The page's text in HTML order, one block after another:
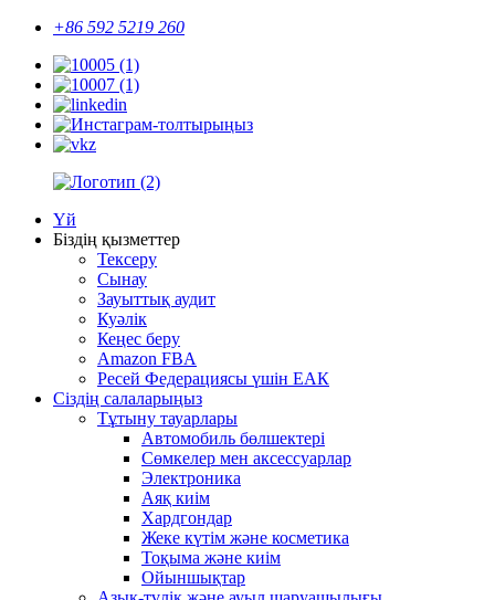
+86 592 5219 260
Үй
Біздің қызметтер
Тексеру
Сынау
Зауыттық аудит
Куәлік
Кеңес беру
Amazon FBA
Ресей Федерациясы үшін ЕАК
Сіздің салаларыңыз
Тұтыну тауарлары
Автомобиль бөлшектері
Сөмкелер мен аксессуарлар
Электроника
Аяқ киім
Хардгондар
Жеке күтім және косметика
Тоқыма және киім
Ойыншықтар